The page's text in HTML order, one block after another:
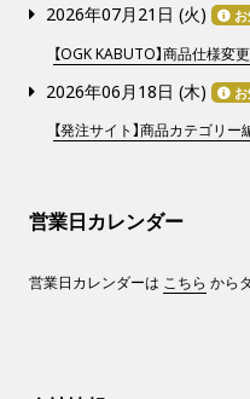
2026年07月21日 (火)
【OGK KABUTO】商品仕様変
2026年06月18日 (木)
【発注サイト】商品カテゴリ
営業日カレンダー
営業日カレンダーは こちら から